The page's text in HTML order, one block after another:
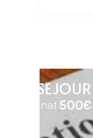
SEJOUR
vanaf 500€